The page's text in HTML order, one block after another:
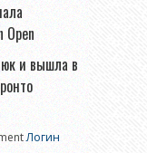
Open
и вышла в
Логин